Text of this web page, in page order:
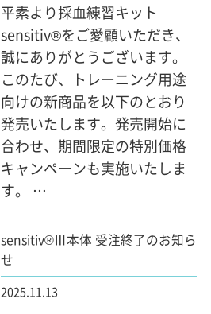
平素より採血練習キット
sensitiv®をご愛顧いただき、
誠にありがとうございます。
このたび、トレーニング用途
向けの新商品を以下のとおり
発売いたします。発売開始に
合わせ、期間限定の特別価格
キャンペーンも実施いたしま
す。 …
sensitiv®Ⅲ本体 受注終了のお知ら
せ
2025.11.13